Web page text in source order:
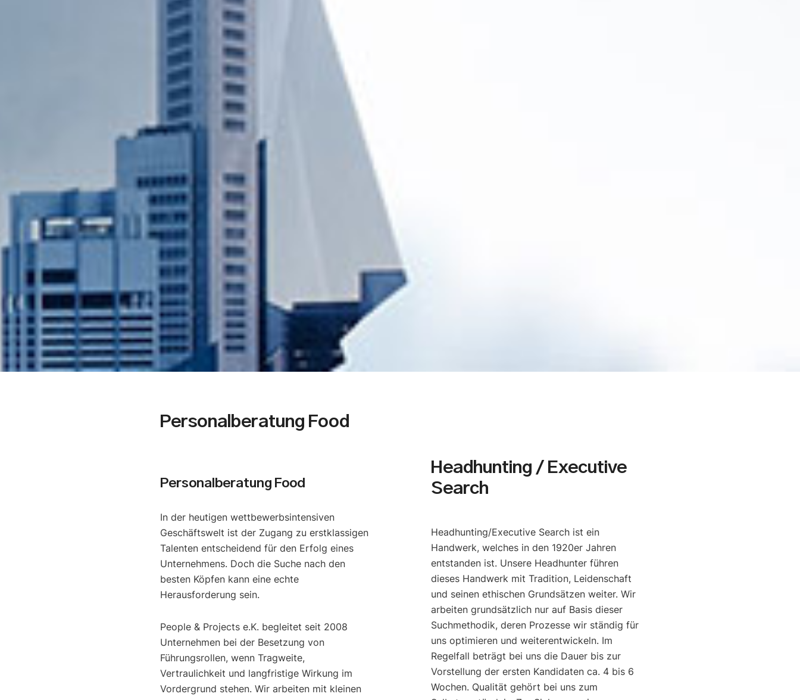
Personalberatung Food
Personalberatung Food
In der heutigen wettbewerbsintensiven
Geschäftswelt ist der Zugang zu erstklassigen
Talenten entscheidend für den Erfolg eines
Unternehmens. Doch die Suche nach den
besten Köpfen kann eine echte
Herausforderung sein.
People & Projects e.K. begleitet seit 2008
Unternehmen bei der Besetzung von
Führungsrollen, wenn Tragweite,
Vertraulichkeit und langfristige Wirkung im
Vordergrund stehen. Wir arbeiten mit kleinen
Headhunting / Executive
Search
Headhunting/Executive Search ist ein
Handwerk, welches in den 1920er Jahren
entstanden ist. Unsere Headhunter führen
dieses Handwerk mit Tradition, Leidenschaft
und seinen ethischen Grundsätzen weiter. Wir
arbeiten grundsätzlich nur auf Basis dieser
Suchmethodik, deren Prozesse wir ständig für
uns optimieren und weiterentwickeln. Im
Regelfall beträgt bei uns die Dauer bis zur
Vorstellung der ersten Kandidaten ca. 4 bis 6
Wochen. Qualität gehört bei uns zum